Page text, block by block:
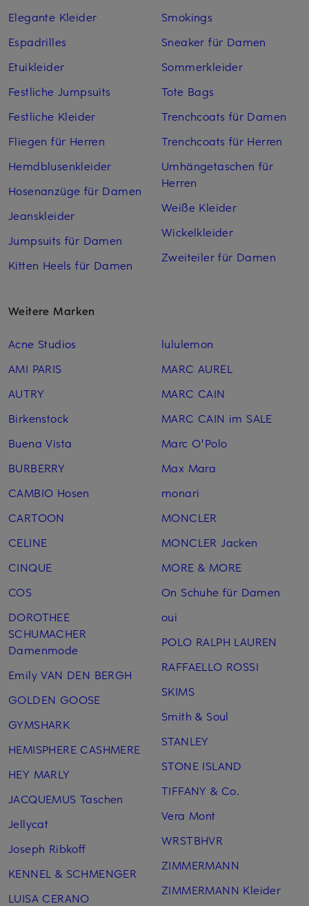
Elegante Kleider
Espadrilles
Etuikleider
Festliche Jumpsuits
Festliche Kleider
Fliegen für Herren
Hemdblusenkleider
Hosenanzüge für Damen
Jeanskleider
Jumpsuits für Damen
Kitten Heels für Damen
Smokings
Sneaker für Damen
Sommerkleider
Tote Bags
Trenchcoats für Damen
Trenchcoats für Herren
Umhängetaschen für
Herren
Weiße Kleider
Wickelkleider
Zweiteiler für Damen
Weitere Marken
Acne Studios
AMI PARIS
AUTRY
Birkenstock
Buena Vista
BURBERRY
CAMBIO Hosen
CARTOON
CELINE
CINQUE
COS
DOROTHEE
SCHUMACHER
Damenmode
Emily VAN DEN BERGH
GOLDEN GOOSE
GYMSHARK
HEMISPHERE CASHMERE
HEY MARLY
JACQUEMUS Taschen
Jellycat
Joseph Ribkoff
KENNEL & SCHMENGER
LUISA CERANO
lululemon
MARC AUREL
MARC CAIN
MARC CAIN im SALE
Marc O'Polo
Max Mara
monari
MONCLER
MONCLER Jacken
MORE & MORE
On Schuhe für Damen
oui
POLO RALPH LAUREN
RAFFAELLO ROSSI
SKIMS
Smith & Soul
STANLEY
STONE ISLAND
TIFFANY & Co.
Vera Mont
WRSTBHVR
ZIMMERMANN
ZIMMERMANN Kleider